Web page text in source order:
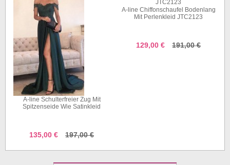
A-line Schulterfreier Zug Mit
Spitzenseide Wie Satinkleid
135,00 € 197,00 €
A-line Chiffonschaufel Bodenlang
Mit Perlenkleid JTC2123
129,00 € 191,00 €